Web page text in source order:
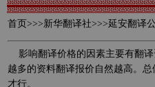
首页 >>>新华翻译社>>>延安翻译公
影响翻译价格的因素主要有翻译
越多的资料翻译报价自然越高。
才行。